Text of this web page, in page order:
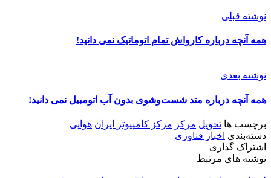
نوشته قبلی
همه آنچه درباره کارواش تمام اتوماتیک نمی دانید!
نوشته بعدی
همه آنچه درباره متد شست‌وشوی بدون آب اتومبیل نمی دانید!
برچسب ها تحویل مرکز مرکز کامپیوتر ایران هوایی
دسته‌بندی اخبار فناوری
اشتراک گذاری
نوشته های مرتبط